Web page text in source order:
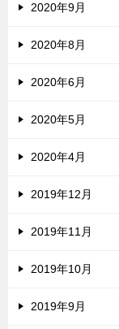
2020年9月
2020年8月
2020年6月
2020年5月
2020年4月
2019年12月
2019年11月
2019年10月
2019年9月